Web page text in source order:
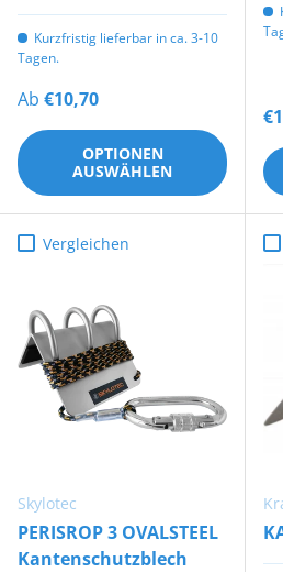
Kurzfristig lieferbar in ca. 3-10
Tagen.
Ab €10,70
OPTIONEN
AUSWÄHLEN
Vergleichen
Skylotec
PERISROP 3 OVALSTEEL
Kantenschutzblech